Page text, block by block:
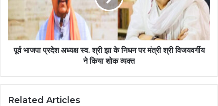
पूर्व भाजपा प्रदेश अध्यक्ष स्व. श्री झा के निधन पर मंत्री श्री विजयवर्गीय
ने किया शोक व्यक्त
Related Articles